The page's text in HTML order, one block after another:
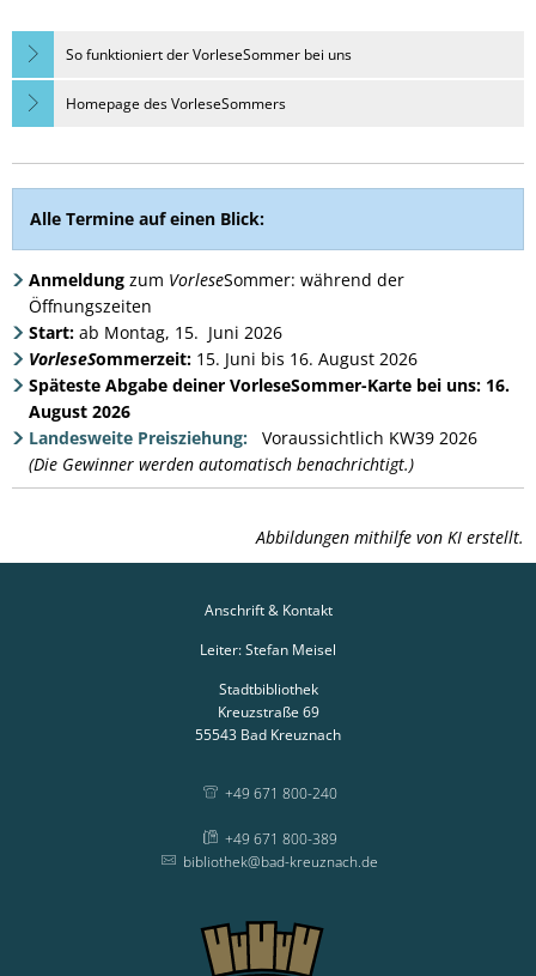
So funktioniert der VorleseSommer bei uns
Homepage des VorleseSommers
Alle Termine auf einen Blick:
Anmeldung zum VorleseSommer: während der
Öffnungszeiten
Start: ab Montag, 15. Juni 2026
VorleseSommerzeit:15. Juni bis 16. August 2026
Späteste Abgabe deiner VorleseSommer-Karte bei uns: 16.
August 2026
Landesweite Preisziehung:
Voraussichtlich KW39 2026
(Die Gewinner werden automatisch benachrichtigt.)
Abbildungen mithilfe von KI erstellt.
Anschrift & Kontakt
Leiter: Stefan Meisel
Stadtbibliothek
Kreuzstraße 69
55543 Bad Kreuznach
+49 671 800-240
+49 671 800-389
bibliothek@bad-kreuznach.de